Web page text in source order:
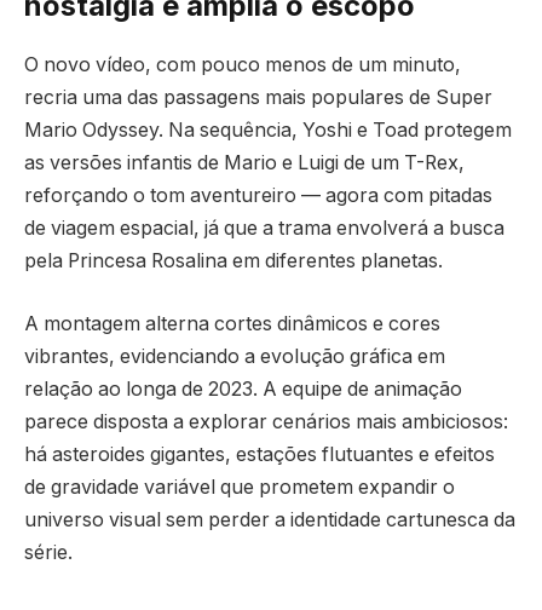
O novo vídeo, com pouco menos de um minuto,
recria uma das passagens mais populares de Super
Mario Odyssey. Na sequência, Yoshi e Toad protegem
as versões infantis de Mario e Luigi de um T-Rex,
reforçando o tom aventureiro — agora com pitadas
de viagem espacial, já que a trama envolverá a busca
pela Princesa Rosalina em diferentes planetas.
A montagem alterna cortes dinâmicos e cores
vibrantes, evidenciando a evolução gráfica em
relação ao longa de 2023. A equipe de animação
parece disposta a explorar cenários mais ambiciosos:
há asteroides gigantes, estações flutuantes e efeitos
de gravidade variável que prometem expandir o
universo visual sem perder a identidade cartunesca da
série.